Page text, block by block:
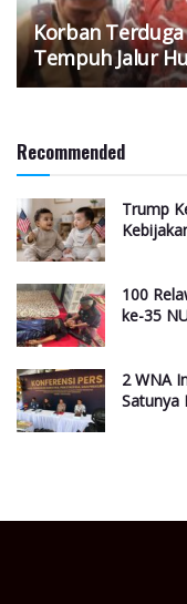
Korban
Tempuh Jalur
Recommended
Trump
100
ke-35
2 WNA
Satunya